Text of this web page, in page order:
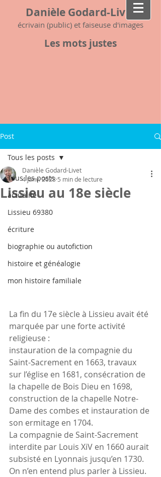
Danièle Godard-Livet
écrivain (public) et faiseuse d'images
Les mots justes
Post
Tous les posts
actualité
Lissieu 69380
écriture
biographie ou autofiction
histoire et généalogie
mon histoire familiale
Tous les posts
Lissieu au 18e siècle
Danièle Godard-Livet
4 janv. 2023 5 min de lecture
La fin du 17e siècle à Lissieu avait été
marquée par une forte activité
religieuse :
instauration de la compagnie du
Saint-Sacrement en 1663, travaux
sur l’église en 1681, consécration de
la chapelle de Bois Dieu en 1698,
construction de la chapelle Notre-
Dame des combes et instauration de
son ermitage en 1704.
La compagnie de Saint-Sacrement
interdite par Louis XiV en 1660 aurait
subsisté en Lyonnais jusqu’en 1730.
On n’en entend plus parler à Lissieu.